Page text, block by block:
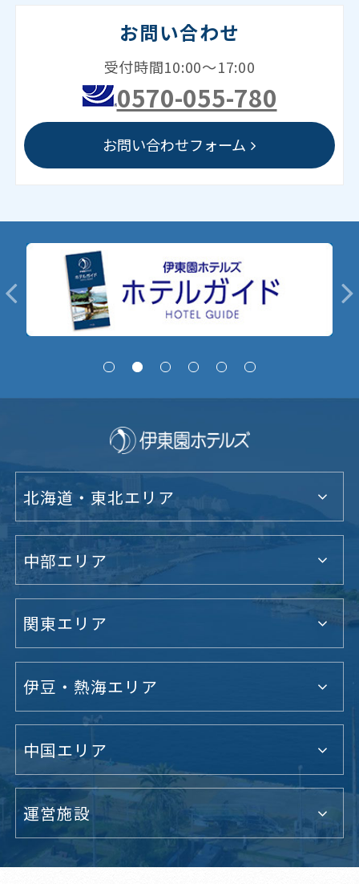
お問い合わせ
受付時間10:00～17:00
0570-055-780
お問い合わせフォーム
北海道・東北エリア
中部エリア
関東エリア
伊豆・熱海エリア
中国エリア
運営施設